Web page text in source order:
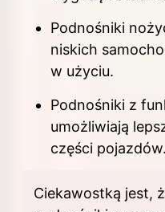
Podnośniki
niskich
w użyciu.
Podnośniki z
umożliwiają
części pojazdów.
Ciekawostką jest,